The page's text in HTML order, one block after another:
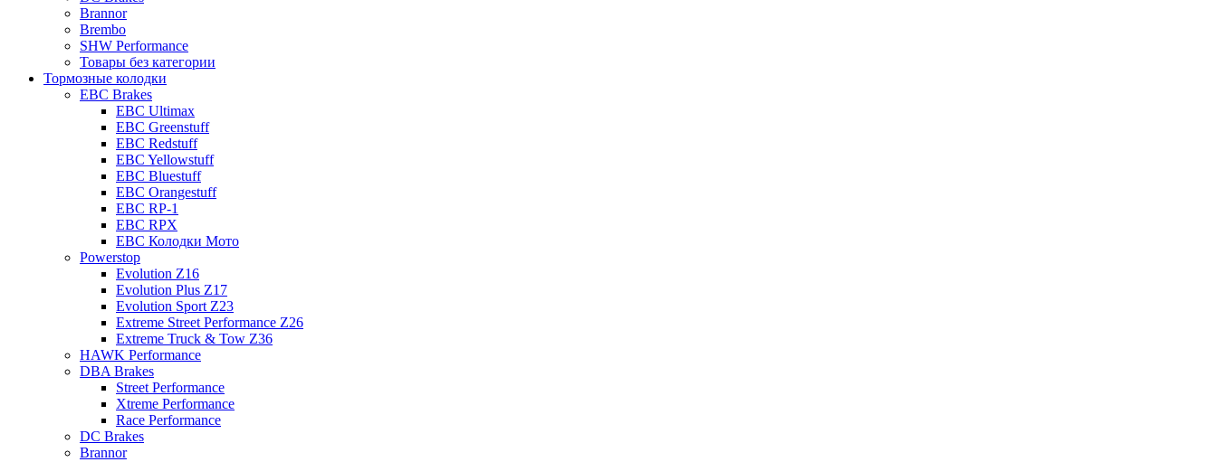
Brannor
Brembo
SHW Performance
Товары без категории
Тормозные колодки
EBC Brakes
EBC Ultimax
EBC Greenstuff
EBC Redstuff
EBC Yellowstuff
EBC Bluestuff
EBC Orangestuff
EBC RP-1
EBC RPX
EBC Колодки Мото
Powerstop
Evolution Z16
Evolution Plus Z17
Evolution Sport Z23
Extreme Street Performance Z26
Extreme Truck & Tow Z36
HAWK Performance
DBA Brakes
Street Performance
Xtreme Performance
Race Performance
DC Brakes
Brannor